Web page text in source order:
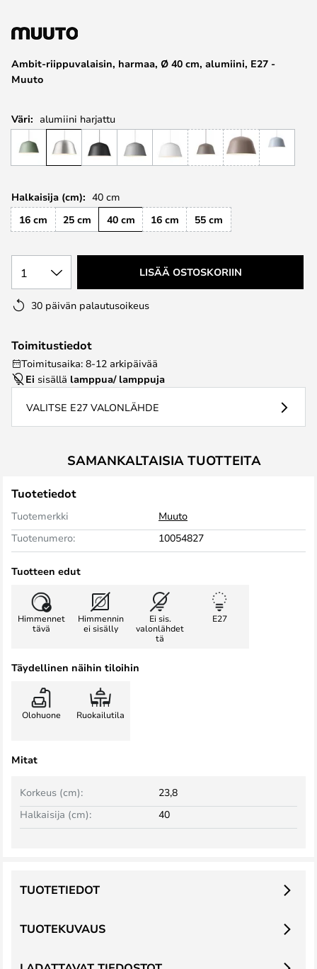
the
gallery
Ambit-riippuvalaisin, harmaa, Ø 40 cm, alumiini, E27 -
Muuto
Väri: alumiini harjattu
Halkaisija (cm): 40 cm
16 cm
25 cm 40 cm 16 cm 55 cm
1 LISÄÄ OSTOSKORIIN
30 päivän palautusoikeus
Toimitustiedot
Toimitusaika: 8-12 arkipäivää
Ei sisällä lamppua/ lamppuja
VALITSE E27 VALONLÄHDE
SAMANKALTAISIA TUOTTEITA
Tuotetiedot
Tuotemerkki
Muuto
Tuotenumero:
10054827
Tuotteen edut
Himmennet
tävä
Himmennin
ei sisälly
Ei sis.
valonlähdet
tä
E27
Täydellinen näihin tiloihin
Olohuone Ruokailutila
Mitat
Korkeus (cm):
23,8
Halkaisija (cm):
40
TUOTEKUVAUS
TUOTETIEDOT